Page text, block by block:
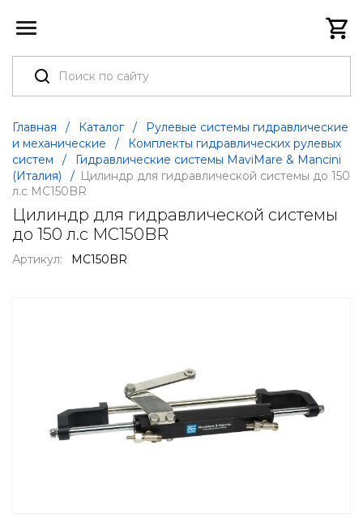
Главная / Каталог /
Рулевые системы гидравлические
и механические
/
Комплекты гидравлических рулевых
систем
/
Гидравлические системы MaviMare & Mancini
(Италия)
/ Цилиндр для гидравлической системы до 150
л.с MC150BR
Цилиндр для гидравлической системы
до 150 л.с MC150BR
Артикул: MC150BR